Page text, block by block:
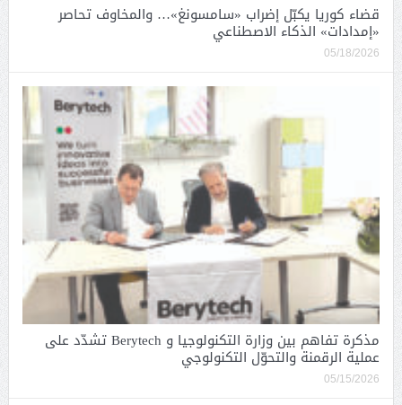
قضاء كوريا يكبّل إضراب «سامسونغ»… والمخاوف تحاصر
«إمدادات» الذكاء الاصطناعي
05/18/2026
مذكرة تفاهم بين وزارة التكنولوجيا و Berytech تشدّد على
عملية الرقمنة والتحوّل التكنولوجي
05/15/2026